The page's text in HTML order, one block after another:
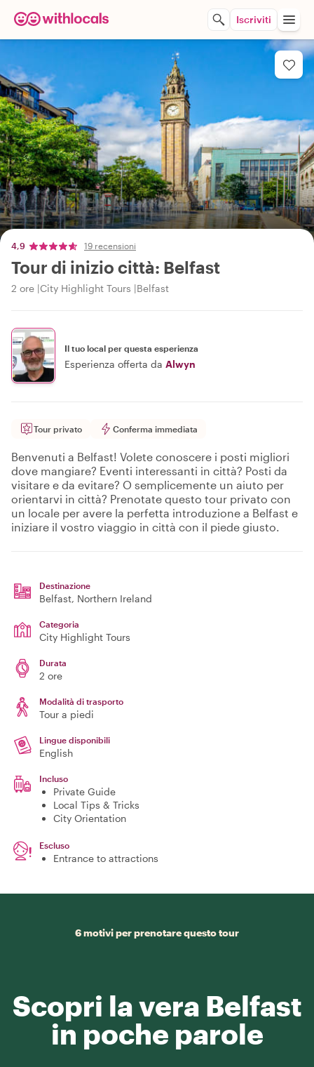
Iscriviti
4,9 19 recensioni
Tour di inizio città: Belfast
2 ore City Highlight Tours Belfast
Il tuo local per questa esperienza
Esperienza offerta da Alwyn
Tour privato Conferma immediata
Benvenuti a Belfast! Volete conoscere i posti migliori
dove mangiare? Eventi interessanti in città? Posti da
visitare e da evitare? O semplicemente un aiuto per
orientarvi in città? Prenotate questo tour privato con
un locale per avere la perfetta introduzione a Belfast e
iniziare il vostro viaggio in città con il piede giusto.
Destinazione
Belfast, Northern Ireland
Categoria
City Highlight Tours
Durata
2 ore
Modalità di trasporto
Tour a piedi
Lingue disponibili
English
Incluso
Private Guide
Local Tips & Tricks
City Orientation
Escluso
Entrance to attractions
6 motivi per prenotare questo tour
Scopri la vera Belfast
in poche parole